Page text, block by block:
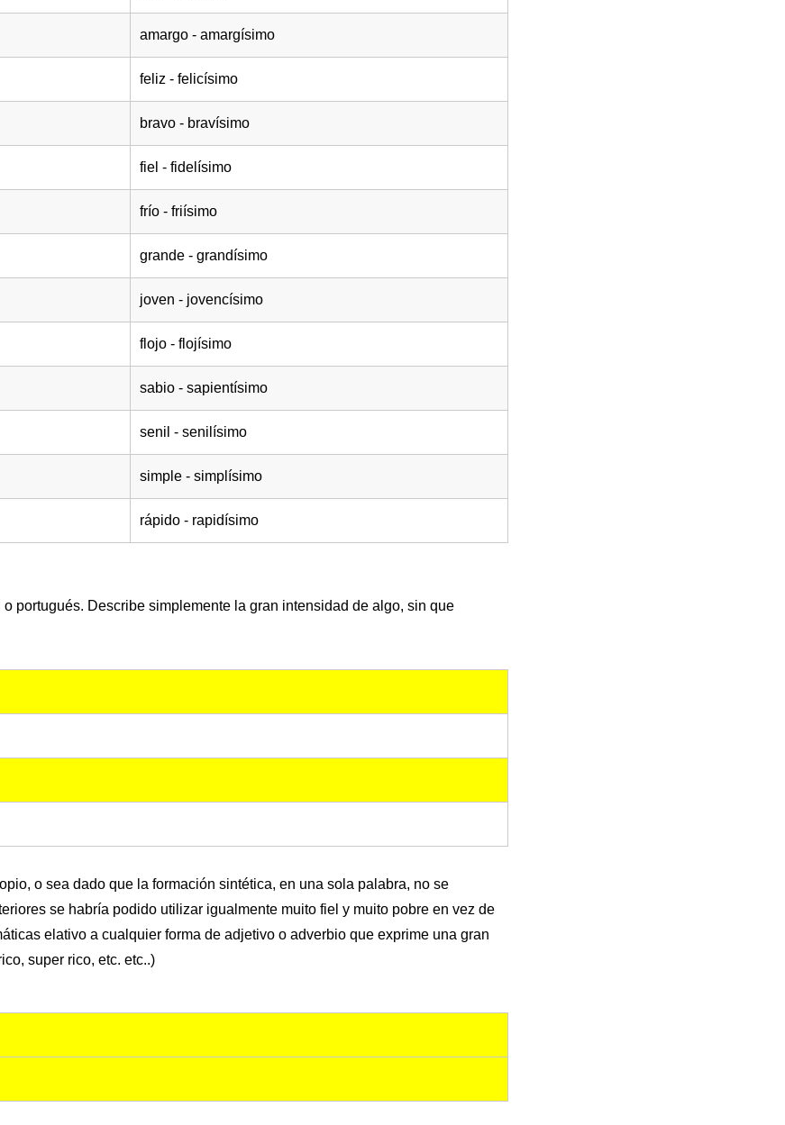
amargo - amargísimo
feliz - felicísimo
bravo - bravísimo
fiel - fidelísimo
frío - friísimo
grande - grandísimo
joven - jovencísimo
flojo - flojísimo
sabio - sapientísimo
senil - senilísimo
simple - simplísimo
rápido - rapidísimo
portugués. Describe simplemente la gran intensidad de algo, sin que
o sea dado que la formación sintética, en una sola palabra, no se
se habría podido utilizar igualmente muito fiel y muito pobre en vez de
elativo a cualquier forma de adjetivo o adverbio que exprime una gran
super rico, etc. etc..)